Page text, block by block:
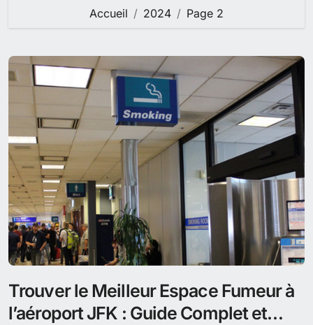
Accueil 2024 Page 2
Trouver le Meilleur Espace Fumeur à
l’aéroport JFK : Guide Complet et